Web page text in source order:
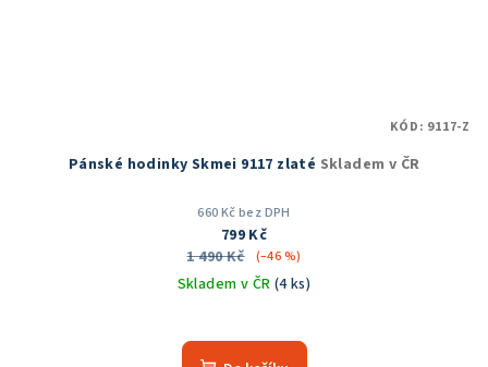
Pánské hodinky Skmei 9117 zlaté Skladem v ČR
660 Kč bez DPH
799 Kč
1 490 Kč
(–46 %)
Skladem v ČR (4 ks)
KÓD: 9117-Z